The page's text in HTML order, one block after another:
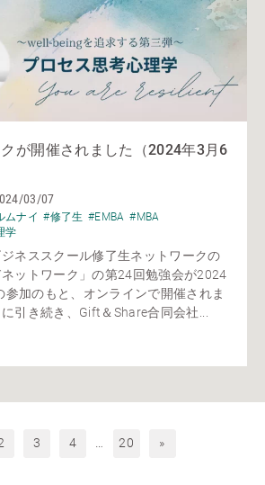
が開催されました（2024年3月6
03/07
ムナイ #修了生 #EMBA #MBA
学
ネススクール修了生ネットワークの
ットワーク」の第24回勉強会が2024
加のもと、オンラインで開催されま
引き続き、Gift＆Share合同会社...
3 4 … 20 »